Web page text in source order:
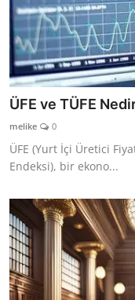
ÜFE ve TÜFE
melike 0
ÜFE (Yurt İçi Üretici
Endeksi), bir ekono...